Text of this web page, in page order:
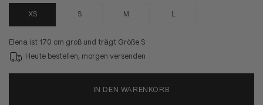
XS S M
Elena ist 170 cm groß und trägt Größe S
Heute bestellen, morgen versenden
IN DEN WARENKORB